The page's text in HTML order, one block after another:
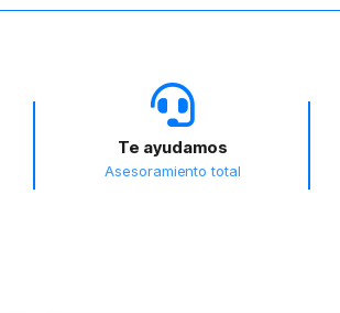
Te ayudamos
Asesoramiento total